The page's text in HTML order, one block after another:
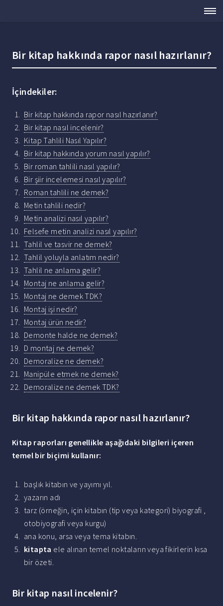
Bir kitap hakkında rapor nasıl hazırlanır?
İçindekiler:
Bir kitap hakkında rapor nasıl hazırlanır?
Bir kitap nasıl incelenir?
Kitap Tahlili Nasıl Yapılır?
Bir kitap hakkında yorum nasıl yapılır?
Bir roman tahlili nasıl yapılır?
Bir şiir incelemesi nasıl yapılır?
Roman tahlili ne demek?
Metin tahlili nedir?
Metin analizi nasıl yapılır?
Felsefe metin analizi nasıl yapılır?
Tahlil ve tasvir ne demek?
Tahlil yoluyla anlatım nedir?
Tahlil ne anlama gelir?
Montaj ne anlama gelir?
Montaj ne demek TDK?
Montaj işi nedir?
Montaj ürün nedir?
Demonte halde ne demek?
D montaj ne demek?
Demoralize ne demek?
Manipüle etmek ne demek?
Demoralize ne demek TDK?
Bir kitap hakkında rapor nasıl hazırlanır?
Kitap raporları genellikle aşağıdaki bilgileri içeren
temel bir biçimi kullanır:
başlık kitabın ve yayımı yıl.
yazarın adı
tarz (örneğin, için kitabın (tip veya kategori) biyografi ,
otobiyografi veya kurgu)
ana konu, arsa veya tema kitabın.
kitapta ele alınan temel noktaların veya fikirlerin kısa
bir özeti.
Bir kitap nasıl incelenir?